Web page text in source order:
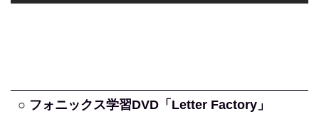
○ フォニックス学習DVD「Letter Factory」